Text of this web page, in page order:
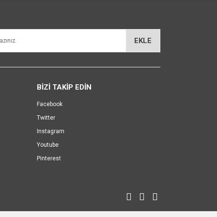
EKLE
BİZİ TAKİP EDİN
Facebook
Twitter
Instagram
Youtube
Pinterest